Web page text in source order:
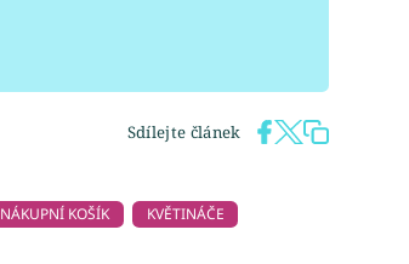
Sdílejte článek
NÁKUPNÍ KOŠÍK
KVĚTINÁČE